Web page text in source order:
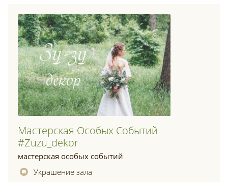
Мастерская Особых Событий
#zuzu_dekor
мастерская особых событий
Украшение зала